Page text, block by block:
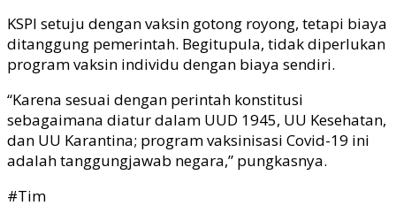
KSPI setuju dengan vaksin gotong royong, tetapi biaya
ditanggung pemerintah. Begitupula, tidak diperlukan
program vaksin individu dengan biaya sendiri.
“Karena sesuai dengan perintah konstitusi
sebagaimana diatur dalam UUD 1945, UU Kesehatan,
dan UU Karantina; program vaksinisasi Covid-19 ini
adalah tanggungjawab negara,” pungkasnya.
#Tim